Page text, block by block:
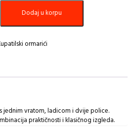
Dodaj u korpu
ormarići
jednim vratom, ladicom i dvije police.
praktičnosti i klasičnog izgleda.